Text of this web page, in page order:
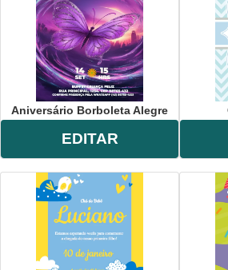
Aniversário Borboleta Alegre
EDITAR